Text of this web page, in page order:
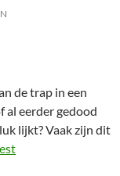
de trap in een
al eerder gedood
lijkt? Vaak zijn dit